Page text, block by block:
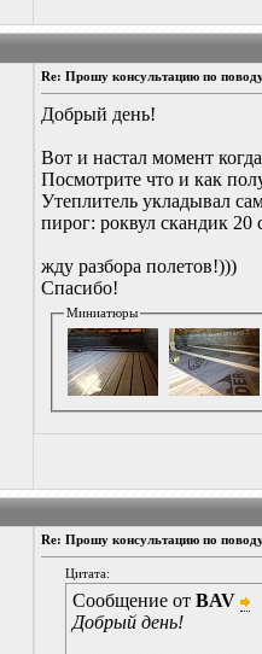
Re: Прошу консультацию по
Добрый день!
Вот и настал момент
Посмотрите что и как
Утеплитель укладывал
пирог: роквул скандик
жду разбора полетов!)))
Спасибо!
Миниатюры
Re: Прошу консультацию по
Цитата:
Сообщение отBAV
Добрый день!